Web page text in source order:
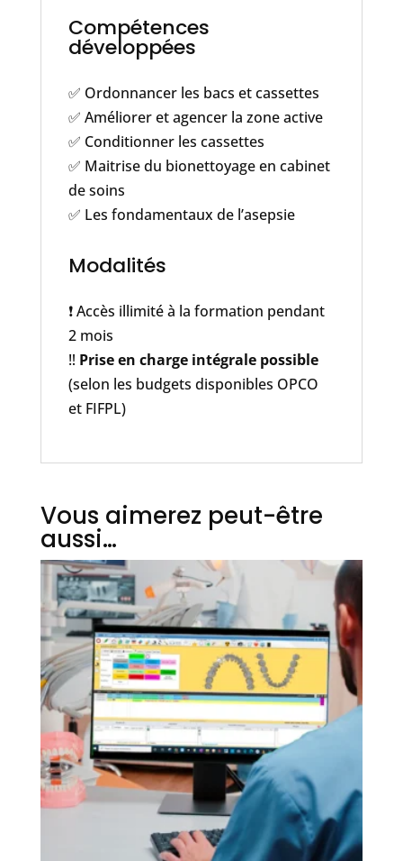
Compétences
développées
✅ Ordonnancer les bacs et cassettes
✅ Améliorer et agencer la zone active
✅ Conditionner les cassettes
✅ Maitrise du bionettoyage en cabinet
de soins
✅ Les fondamentaux de l’asepsie
Modalités
❗️ Accès illimité à la formation pendant
2 mois
‼️ Prise en charge intégrale possible
(selon les budgets disponibles OPCO
et FIFPL)
Vous aimerez peut-être
aussi…